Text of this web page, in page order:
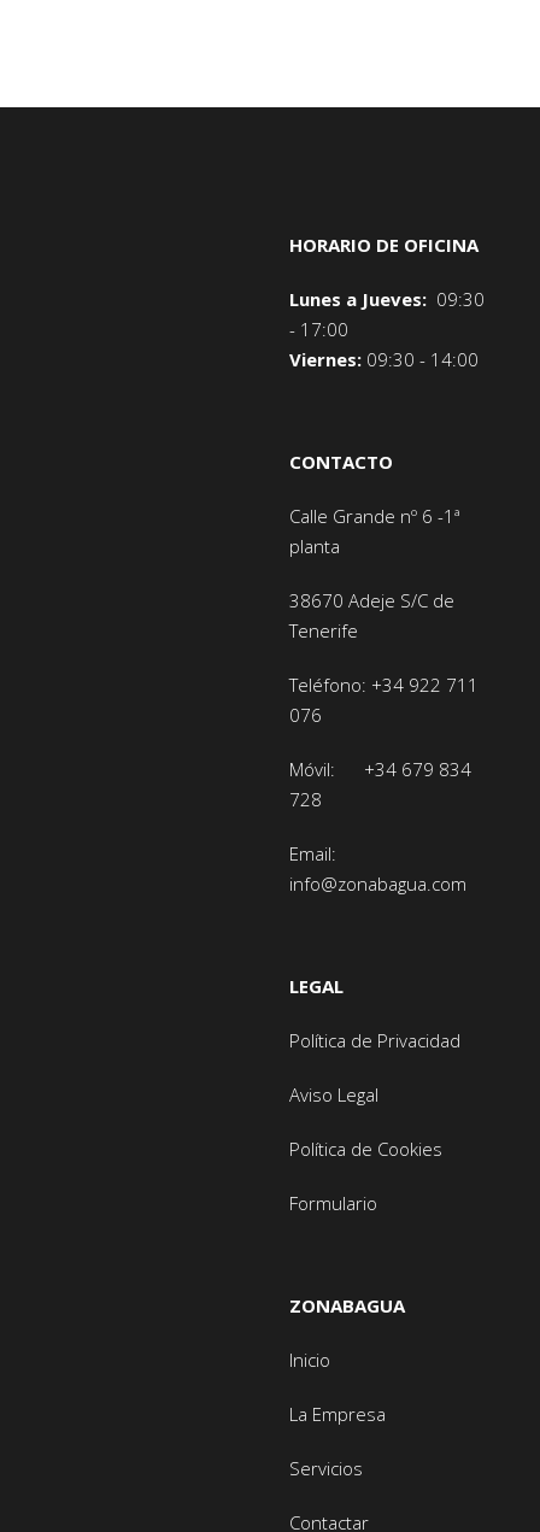
HORARIO DE OFICINA
Lunes a Jueves: 09:30
- 17:00
Viernes: 09:30 - 14:00
CONTACTO
Calle Grande nº 6 -1ª
planta
38670 Adeje S/C de
Tenerife
Teléfono: +34 922 711
076
Móvil: +34 679 834
728
Email:
info@zonabagua.com
LEGAL
Política de Privacidad
Aviso Legal
Política de Cookies
Formulario
ZONABAGUA
Inicio
La Empresa
Servicios
Contactar